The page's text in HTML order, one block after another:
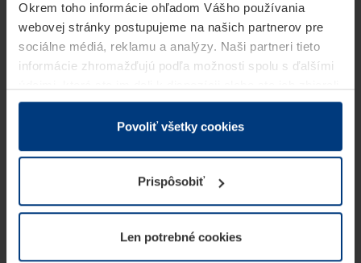
Okrem toho informácie ohľadom Vášho používania
webovej stránky postupujeme na našich partnerov pre
sociálne médiá, reklamu a analýzy. Naši partneri tieto
informácie zhromažďujú podľa možnosti spolu s ďalšími
v rámci Vášho využívania služieb.
Z právneho hľadiska môžeme cookies ukladať na Vašom
prevádzku tejto stránky. Pre všetky ostatné typy cookie
potrebujeme Vaše povolenie. Vaše povolenie môžete
kedykoľvek zmeniť alebo odvolať vo vysvetlení cookie
našej webovej stránky.
Povoliť všetky cookies
Prispôsobiť
Len potrebné cookies